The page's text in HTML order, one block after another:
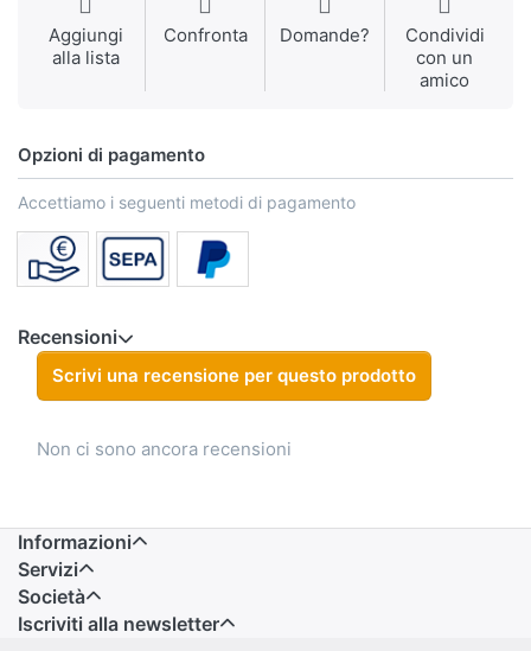
Aggiungi
alla lista
Confronta Domande?
Condividi
con un
amico
Opzioni di pagamento
Accettiamo i seguenti metodi di pagamento
Recensioni
Scrivi una recensione per questo prodotto
Non ci sono ancora recensioni
Informazioni
Servizi
Società
Iscriviti alla newsletter